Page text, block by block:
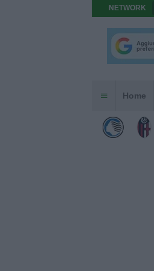
NETWORK
Home